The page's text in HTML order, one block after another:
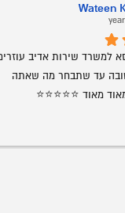
קניתי אצלם כסא למשרד שירות אדיב עוזרים
לך ברמה הכי טובה עד שתבחר מה שאתה